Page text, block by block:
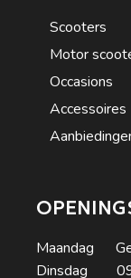
Scooters
Motor
Occasions
Accessoires
Maandag
Dinsdag